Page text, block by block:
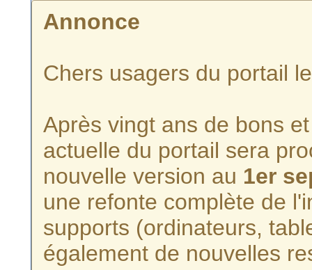
Annonce
Chers usagers du portail
Après vingt ans de bons
actuelle du portail sera
nouvelle version au 1er
une refonte complète de
supports (ordinateurs,
également de nouvelles